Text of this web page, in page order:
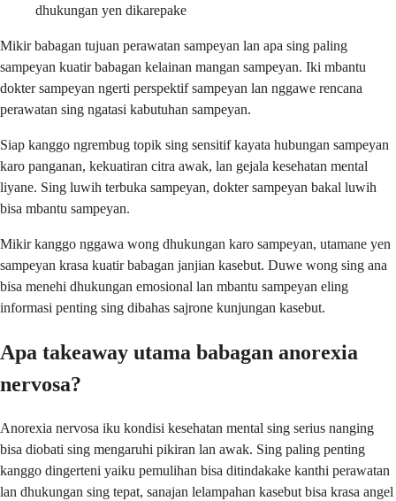
dhukungan yen dikarepake
Mikir babagan tujuan perawatan sampeyan lan apa sing paling
sampeyan kuatir babagan kelainan mangan sampeyan. Iki mbantu
dokter sampeyan ngerti perspektif sampeyan lan nggawe rencana
perawatan sing ngatasi kabutuhan sampeyan.
Siap kanggo ngrembug topik sing sensitif kayata hubungan sampeyan
karo panganan, kekuatiran citra awak, lan gejala kesehatan mental
liyane. Sing luwih terbuka sampeyan, dokter sampeyan bakal luwih
bisa mbantu sampeyan.
Mikir kanggo nggawa wong dhukungan karo sampeyan, utamane yen
sampeyan krasa kuatir babagan janjian kasebut. Duwe wong sing ana
bisa menehi dhukungan emosional lan mbantu sampeyan eling
informasi penting sing dibahas sajrone kunjungan kasebut.
Apa takeaway utama babagan anorexia
nervosa?
Anorexia nervosa iku kondisi kesehatan mental sing serius nanging
bisa diobati sing mengaruhi pikiran lan awak. Sing paling penting
kanggo dingerteni yaiku pemulihan bisa ditindakake kanthi perawatan
lan dhukungan sing tepat, sanajan lelampahan kasebut bisa krasa angel